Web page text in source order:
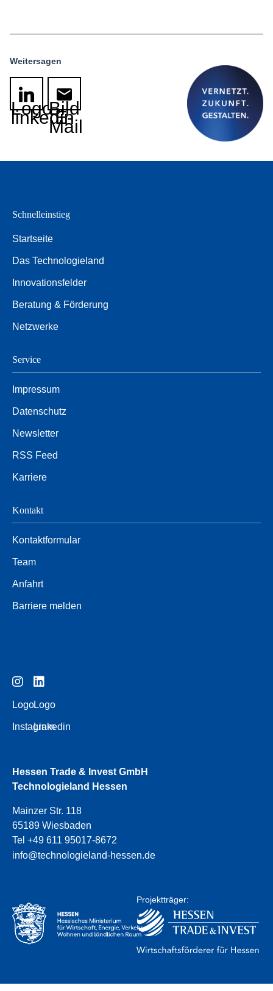
Weitersagen
Logo
linkedin
Bild
E-
Mail
Schnelleinstieg
Startseite
Das Technologieland
Innovationsfelder
Beratung & Förderung
Netzwerke
Service
Impressum
Datenschutz
Newsletter
RSS Feed
Karriere
Kontakt
Kontaktformular
Team
Anfahrt
Barriere melden
Logo
Instagram
Logo
Linkedin
Hessen Trade & Invest GmbH
Technologieland Hessen
Mainzer Str. 118
65189 Wiesbaden
Tel +49 611 95017-8672
info@technologieland-hessen.de
Projektträger: